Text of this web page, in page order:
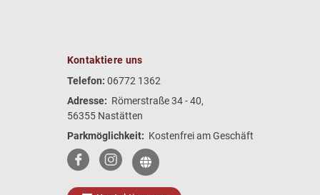
Kontaktiere uns
Telefon: 06772 1362
Adresse: Römerstraße 34 - 40,
56355 Nastätten
Parkmöglichkeit: Kostenfrei am Geschäft